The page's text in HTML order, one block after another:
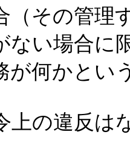
（その管理
ない場合に
が何かとい
上の違反は